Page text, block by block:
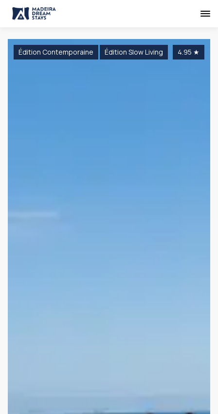
4.95 ★
Édition Contemporaine Édition Slow Living